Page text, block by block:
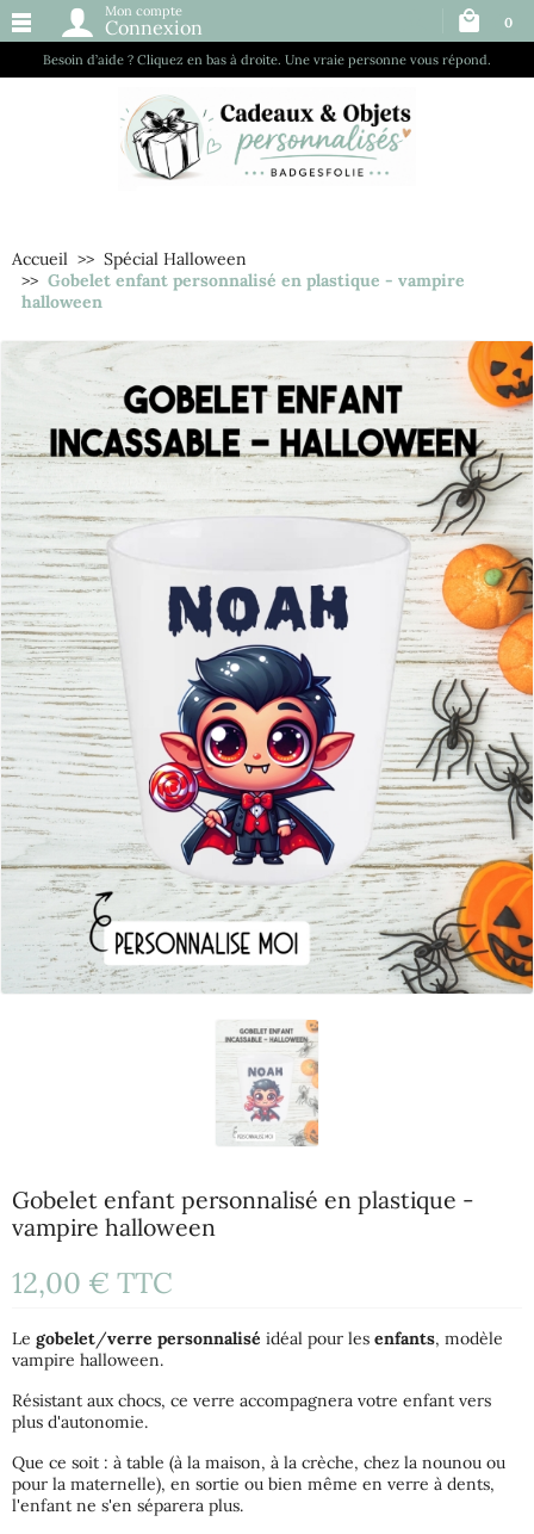
Besoin d’aide ? Cliquez en bas à droite. Une vraie personne vous répond.
Mon compte
Connexion 0
Accueil
Spécial Halloween
Gobelet enfant personnalisé en plastique - vampire
halloween
Gobelet enfant personnalisé en plastique -
vampire halloween
12,00 € TTC
Le gobelet/verre personnalisé idéal pour les enfants, modèle
vampire halloween.
Résistant aux chocs, ce verre accompagnera votre enfant vers
plus d'autonomie.
Que ce soit : à table (à la maison, à la crèche, chez la nounou ou
pour la maternelle), en sortie ou bien même en verre à dents,
l'enfant ne s'en séparera plus.